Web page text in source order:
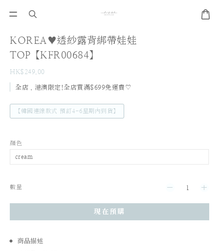
KOREA♥透紗露背綁帶娃娃
TOP【KFR00684】
HK$249.00
全店，港澳限定!全店買滿$699免運費♡
【韓國連線款式 預訂4-6星期內到貨】
顏色
數量
現在預購
商品描述